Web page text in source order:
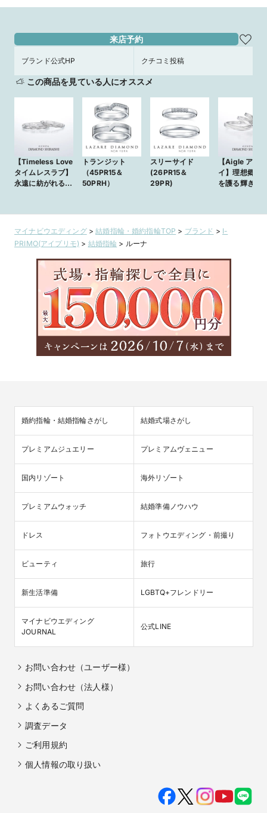
来店予約
ブランド公式HP クチコミ投稿
この商品を見ている人にオススメ
【Timeless Love
タイムレスラブ】
永遠に紡がれる愛
トランジット
（45PR15＆
50PRH）
スリーサイド
(26PR15＆
29PR)
【Aigle アイ
イ】理想郷の
を護る輝きの
マイナビウエディング>結婚指輪・婚約指輪TOP > ブランド > I-
PRIMO(アイプリモ) > 結婚指輪 > ルーナ
婚約指輪・結婚指輪さがし 結婚式場さがし
プレミアムジュエリー プレミアムヴェニュー
国内リゾート 海外リゾート
プレミアムウォッチ 結婚準備ノウハウ
ドレス フォトウエディング・前撮り
ビューティ 旅行
新生活準備 LGBTQ+フレンドリー
マイナビウエディング
JOURNAL
公式LINE
お問い合わせ（ユーザー様）
お問い合わせ（法人様）
よくあるご質問
調査データ
ご利用規約
個人情報の取り扱い